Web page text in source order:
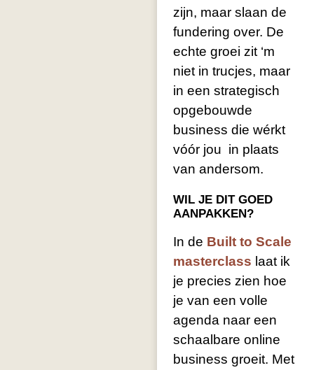
zijn, maar slaan de
fundering over. De
echte groei zit ‘m
niet in trucjes, maar
in een strategisch
opgebouwde
business die wérkt
vóór jou in plaats
van andersom.
WIL JE DIT GOED
AANPAKKEN?
In de Built to Scale
masterclass laat ik
je precies zien hoe
je van een volle
agenda naar een
schaalbare online
business groeit. Met